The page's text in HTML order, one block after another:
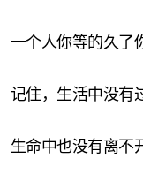
一个人你等的久了
记住，生活中没有
生命中也没有离不